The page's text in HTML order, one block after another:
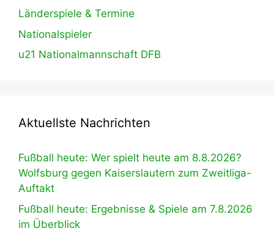
Länderspiele & Termine
Nationalspieler
u21 Nationalmannschaft DFB
Aktuellste Nachrichten
Fußball heute: Wer spielt heute am 8.8.2026?
Wolfsburg gegen Kaiserslautern zum Zweitliga-
Auftakt
Fußball heute: Ergebnisse & Spiele am 7.8.2026
im Überblick